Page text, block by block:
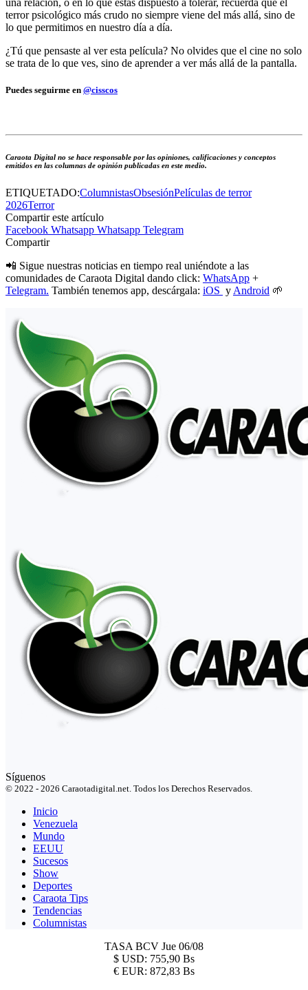
una relación, o en lo que estás dispuesto a tolerar, recuerda que el
terror psicológico más crudo no siempre viene del más allá, sino de
lo que permitimos en nuestro día a día.
¿Tú que pensaste al ver esta película? No olvides que el cine no solo
se trata de lo que ves, sino de aprender a ver más allá de la pantalla.
Puedes seguirme en @cisscos
Caraota Digital no se hace responsable por las opiniones, calificaciones y conceptos
emitidos en las columnas de opinión publicadas en este medio.
ETIQUETADO:ColumnistasObsesiónPelículas de terror
2026Terror
Compartir este artículo
Facebook Whatsapp Whatsapp Telegram
Compartir
📲 Sigue nuestras noticias en tiempo real uniéndote a las
comunidades de Caraota Digital dando click: WhatsApp +
Telegram. También tenemos app, descárgala: iOS yAndroid 🌱
Síguenos
© 2022 - 2026 Caraotadigital.net. Todos los Derechos Reservados.
Inicio
Venezuela
Mundo
EEUU
Sucesos
Show
Deportes
Caraota Tips
Tendencias
Columnistas
TASA BCV Jue 06/08
$ USD: 755,90 Bs
€ EUR: 872,83 Bs